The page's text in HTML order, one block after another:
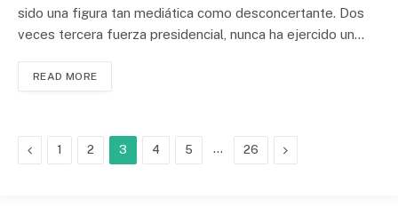
sido una figura tan mediática como desconcertante. Dos
veces tercera fuerza presidencial, nunca ha ejercido un…
READ MORE
Previous
1 2 3 4 5 … 26 Next